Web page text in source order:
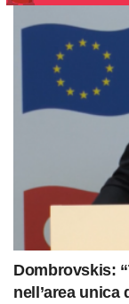
Dombrovskis:
nell’area unica